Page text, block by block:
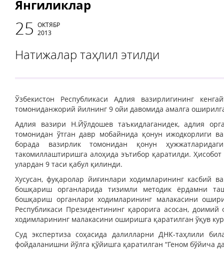
Янгиликлар
25 ОКТЯБР
2013
Натижалар таҳлил этилди
Ўзбекистон Республикаси Адлия вазирлигининг
томониданжорий йилнинг 9 ойи давомида амалга
Адлия вазири Н.Йўлдошев таъкидлаганидек, адлия
томонидан ўтган давр мобайнида қонун ижодкорлиги
борада вазирлик томонидан қонун
такомиллаштиришга алоҳида эътибор қаратилди.
улардан 9 таси қабул қилинди.
Хусусан, фуқаролар йиғинлари ходимларининг касбий
бошқариш органларида тизимли методик ёрдамни
бошқариш органлари ходимларининг малакасини
Республикаси Президентининг қарорига асосан,
ходимларининг малакасини оширишга қаратилган ўқув
Суд экспертиза соҳасида далилларни ДНК-таҳлили
фойдаланишни йўлга қўйишга қаратилган “Геном бўйича